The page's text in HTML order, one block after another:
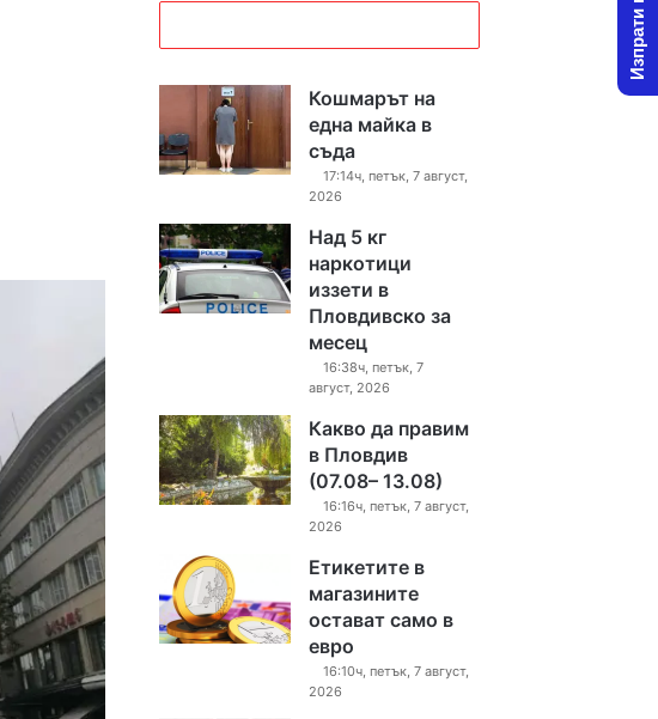
Кошмарът на
една майка в
съда
17:14ч, петък, 7 август,
2026
Над 5 кг
наркотици
иззети в
Пловдивско за
месец
16:38ч, петък, 7
август, 2026
Какво да правим
в Пловдив
(07.08– 13.08)
16:16ч, петък, 7 август,
2026
Етикетите в
магазините
остават само в
евро
16:10ч, петък, 7 август,
2026